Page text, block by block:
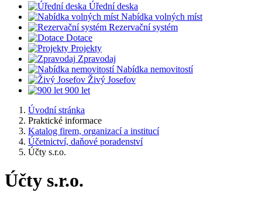
Úřední deska
Nabídka volných míst
Rezervační systém
Dotace
Projekty
Zpravodaj
Nabídka nemovitostí
Živý Josefov
900 let
Úvodní stránka
Praktické informace
Katalog firem, organizací a institucí
Účetnictví, daňové poradenství
Účty s.r.o.
Účty s.r.o.